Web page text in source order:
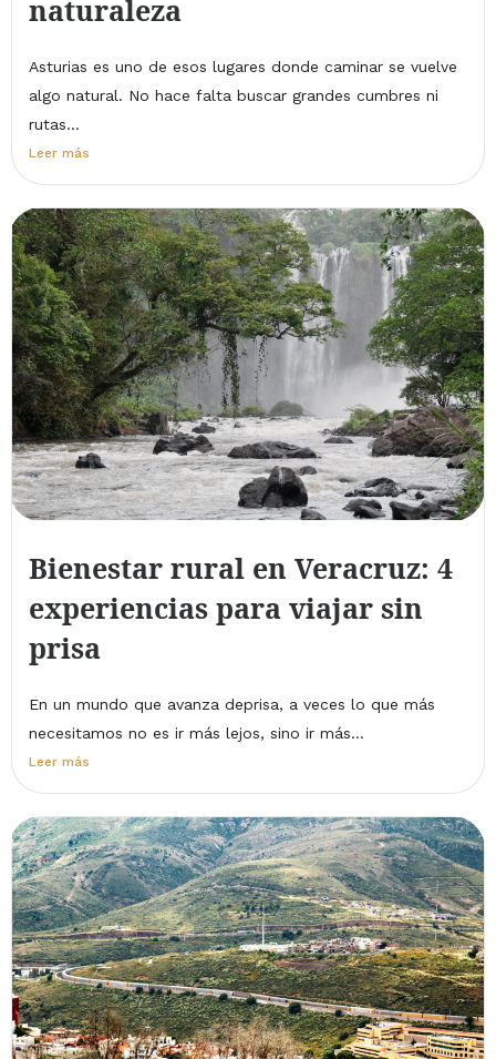
naturaleza
Asturias es uno de esos lugares donde caminar se vuelve
algo natural. No hace falta buscar grandes cumbres ni
rutas...
Leer más
Bienestar rural en Veracruz: 4
experiencias para viajar sin
prisa
En un mundo que avanza deprisa, a veces lo que más
necesitamos no es ir más lejos, sino ir más...
Leer más